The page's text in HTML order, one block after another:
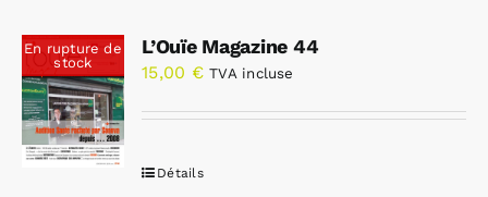
Annonces emploi
En rupture de
stock
L’Ouïe Magazine 44
15,00 € TVA incluse
Détails